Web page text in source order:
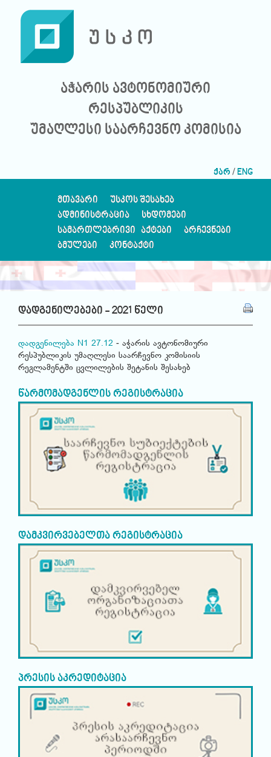
აჭარის ავტონომიური
რესპუბლიკის
უმაღლესი საარჩევნო კომისია
ქარ /ENG
ᲛᲗᲐᲕᲐᲠᲘ
ᲣᲡᲙᲝᲡ ᲨᲔᲡᲐᲮᲔᲑ
ᲐᲓᲛᲘᲜᲘᲡᲢᲠᲐᲪᲘᲐ
ᲡᲮᲓᲝᲛᲔᲑᲘ
ᲡᲐᲛᲐᲠᲗᲚᲔᲑᲠᲘᲕᲘ ᲐᲥᲢᲔᲑᲘ
ᲐᲠᲩᲔᲕᲜᲔᲑᲘ
ᲑᲛᲣᲚᲔᲑᲘ
ᲙᲝᲜᲢᲐᲥᲢᲘ
დადგენილებები - 2021 წელი
დადგენილება N1 27.12 - აჭარის ავტონომიური
რესპუბლიკის უმაღლესი საარჩევნო კომისიის
რეგლამენტში ცვლილების შეტანის შესახებ
წარმომადგენლის რეგისტრაცია
დამკვირვებელთა რეგისტრაცია
პრესის აკრედიტაცია